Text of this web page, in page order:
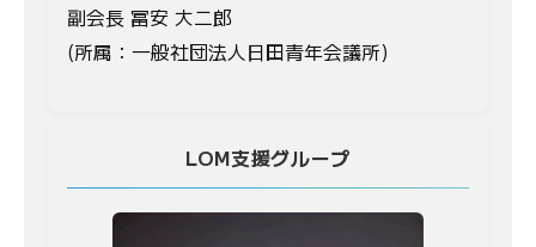
副会長 冨安 大二郎
(所属：一般社団法人日田青年会議所)
LOM支援グループ